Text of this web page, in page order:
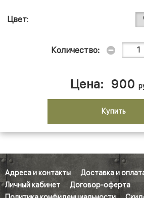
Цвет
Количество:
Цена: 900
Купить
Адреса и контакты Доставка и
Личный кабинет
Договор-оферта